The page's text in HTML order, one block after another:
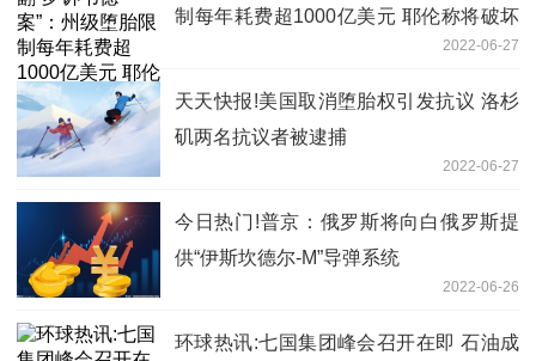
制每年耗费超1000亿美元 耶伦称将破坏
2022-06-27
天天快报!美国取消堕胎权引发抗议 洛杉
矶两名抗议者被逮捕
2022-06-27
今日热门!普京：俄罗斯将向白俄罗斯提
供“伊斯坎德尔-M”导弹系统
2022-06-26
环球热讯:七国集团峰会召开在即 石油成